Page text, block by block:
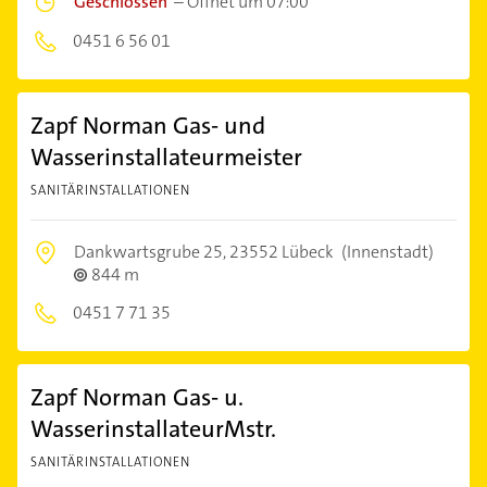
0451 6 56 01
Zapf Norman Gas- und
Wasserinstallateurmeister
SANITÄRINSTALLATIONEN
Dankwartsgrube 25,23552 Lübeck (Innenstadt)
844 m
0451 7 71 35
Zapf Norman Gas- u.
WasserinstallateurMstr.
SANITÄRINSTALLATIONEN